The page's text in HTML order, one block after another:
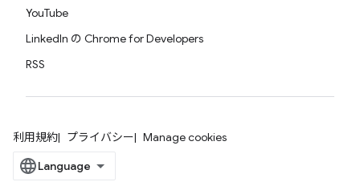
YouTube
LinkedIn の Chrome for Developers
RSS
利用規約 プライバシー Manage cookies